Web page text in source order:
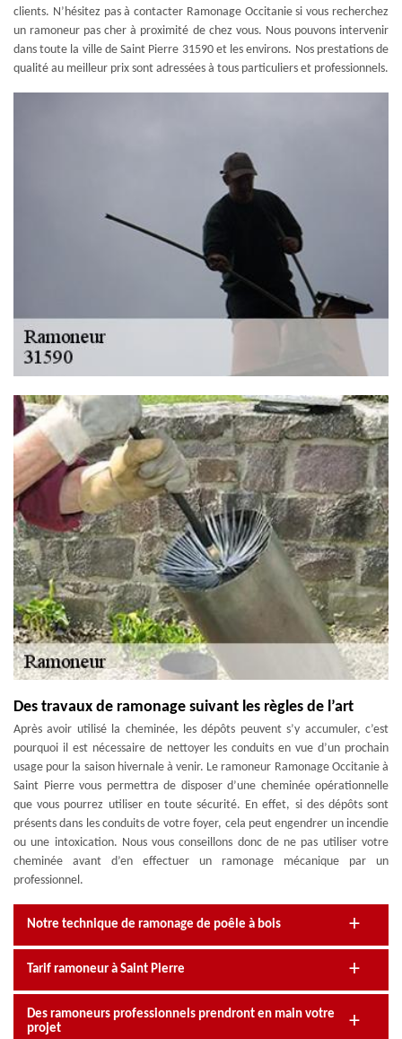
clients. N’hésitez pas à contacter Ramonage Occitanie si vous recherchez
un ramoneur pas cher à proximité de chez vous. Nous pouvons intervenir
dans toute la ville de Saint Pierre 31590 et les environs. Nos prestations de
qualité au meilleur prix sont adressées à tous particuliers et professionnels.
Des travaux de ramonage suivant les règles de l’art
Après avoir utilisé la cheminée, les dépôts peuvent s’y accumuler, c’est
pourquoi il est nécessaire de nettoyer les conduits en vue d’un prochain
usage pour la saison hivernale à venir. Le ramoneur Ramonage Occitanie à
Saint Pierre vous permettra de disposer d’une cheminée opérationnelle
que vous pourrez utiliser en toute sécurité. En effet, si des dépôts sont
présents dans les conduits de votre foyer, cela peut engendrer un incendie
ou une intoxication. Nous vous conseillons donc de ne pas utiliser votre
cheminée avant d’en effectuer un ramonage mécanique par un
professionnel.
Notre technique de ramonage de poêle à bois
Tarif ramoneur à Saint Pierre
Des ramoneurs professionnels prendront en main votre
projet